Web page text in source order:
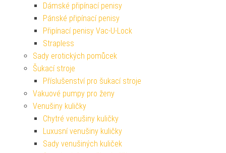
Dámské připínací penisy
Pánské připínací penisy
Připínací penisy Vac-U-Lock
Strapless
Sady erotických pomůcek
Šukací stroje
Příslušenství pro šukací stroje
Vakuové pumpy pro ženy
Venušiny kuličky
Chytré venušiny kuličky
Luxusní venušiny kuličky
Sady venušiných kuliček